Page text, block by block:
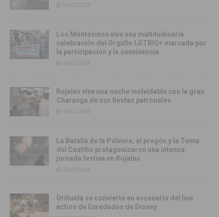
06/07/2026
Los Montesinos vive una multitudinaria
celebración del Orgullo LGTBIQ+ marcada por
la participación y la convivencia
06/07/2026
Rojales vive una noche inolvidable con la gran
Charanga de sus fiestas patronales
05/07/2026
La Batalla de la Pólvora, el pregón y la Toma
del Castillo protagonizaron una intensa
jornada festiva en Rojales
03/07/2026
Orihuela se convierte en escenario del live
action de Enredados de Disney